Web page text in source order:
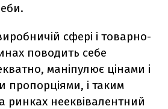
сфері і товарно-
поводить себе
маніпулює цінами і
пропорціями, і таким
ринках нееквівалентний